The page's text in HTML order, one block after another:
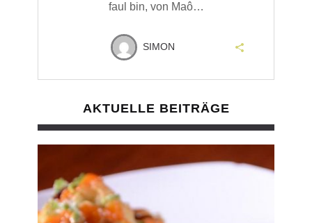
faul bin, von Maô…
SIMON
AKTUELLE BEITRÄGE